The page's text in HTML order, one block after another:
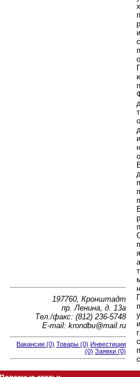
197760, Кронштадт
пр. Ленина, д. 13а
Тел./факс: (812) 236-5748
Е-mail: krondbu@mail.ru
Вакансии (0) Товары (0) Инвестиции
(0) Заявки (0)